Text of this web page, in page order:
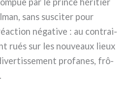
sans susci­ter pour
néga­ti­ve : au con­trai­
rués sur les nou­veaux lieux
pro­fa­nes, frô­